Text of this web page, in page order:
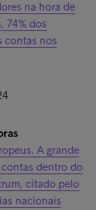
na hora de
74% dos
contas nos
A grande
dentro do
citado pelo
nacionais